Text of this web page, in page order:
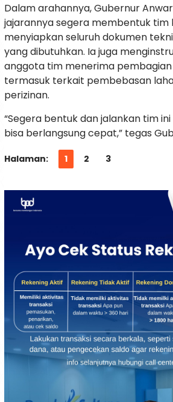
Dalam arahannya, Gubernur
jajarannya segera membentuk tim
menyiapkan seluruh dokumen
yang dibutuhkan. Ia juga
anggota tim menerima pembagian
termasuk terkait pembebasan
perizinan.
“Segera bentuk dan jalankan tim
bisa berlangsung cepat,” tegas
Halaman: 1 2 3